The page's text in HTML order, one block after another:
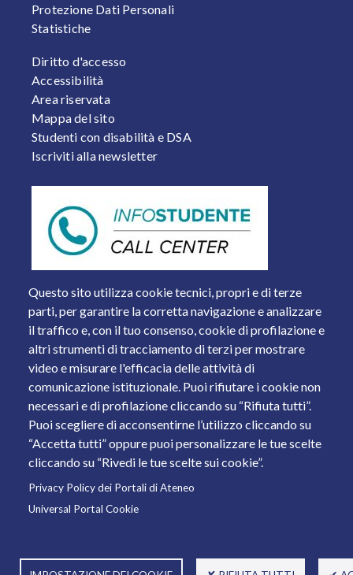
Questo sito utilizza cookie tecnici, propri e di terze
parti, per garantire la corretta navigazione e analizzare
il traffico e, con il tuo consenso, cookie di profilazione e
altri strumenti di tracciamento di terzi per mostrare
video e misurare l'efficacia delle attività di
comunicazione istituzionale. Puoi rifiutare i cookie non
necessari e di profilazione cliccando su “Rifiuta tutti”.
Puoi scegliere di acconsentirne l’utilizzo cliccando su
“Accetta tutti” oppure puoi personalizzare le tue scelte
cliccando su “Rivedi le tue scelte sui cookie”.
Privacy Policy dei Portali di Ateneo
Universal Portal Cookie
Protezione Dati Personali
Statistiche
FOOTER 2
Diritto d'accesso
Accessibilità
Area riservata
Mappa del sito
Studenti con disabilità e DSA
Iscriviti alla newsletter
Piazza del Mercato, 15 - 25121 Brescia
Tel. +39 030 2988.1 PEC:
ammcentr@cert.unibs.it
Partita IVA: 01773710171 Codice Fiscale: 98007650173
© 2011 Università degli Studi di Brescia